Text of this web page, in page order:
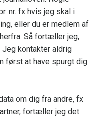
nr. fx hvis jeg skal i
eller du er medlem af
Så fortæller jeg,
Jeg kontakter aldrig
først at have spurgt dig
om dig fra andre, fx
fortæller jeg det